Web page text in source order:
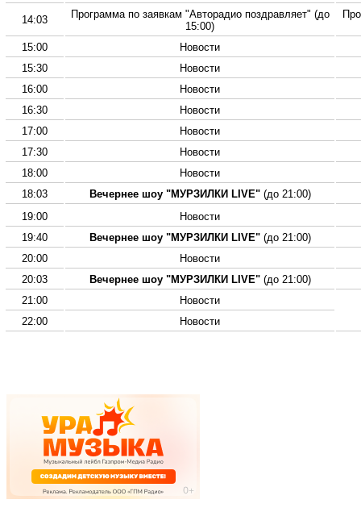
14:03
Программа по заявкам "Авторадио поздравляет" (до
15:00)
15:00
Новости
15:30
Новости
16:00
Новости
16:30
Новости
17:00
Новости
17:30
Новости
18:00
Новости
18:03
Вечернее шоу "МУРЗИЛКИ LIVE"(до 21:00)
19:00
Новости
19:40
Вечернее шоу "МУРЗИЛКИ LIVE"(до 21:00)
20:00
Новости
20:03
Вечернее шоу "МУРЗИЛКИ LIVE"(до 21:00)
21:00
Новости
22:00
Новости